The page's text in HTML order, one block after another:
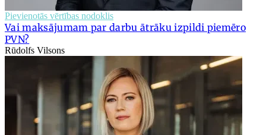
Pievienotās vērtības nodoklis
Vai maksājumam par darbu ātrāku izpildi piemēro
PVN?
Rūdolfs Vilsons